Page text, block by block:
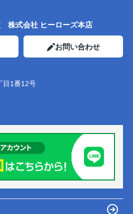
株式会社 ヒーローズ本店
お問い合わせ
目1番12号